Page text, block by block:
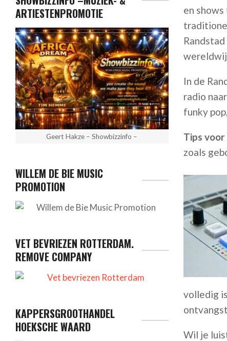
en
In de
radio
funky
Tips
zoals
volledig
Wil je
ARTIESTENPROMOTIE
Geert Hakze – Showbizzinfo –
WILLEM DE BIE MUSIC
PROMOTION
VET BEVRIEZEN ROTTERDAM.
REMOVE COMPANY
KAPPERSGROOTHANDEL
HOEKSCHE WAARD